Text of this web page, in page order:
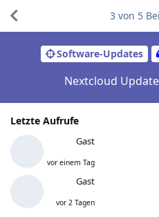
Software-Updates
Nextcloud
Letzte Aufrufe
Gast
vor einem Tag
Gast
vor 2 Tagen
3 von 5